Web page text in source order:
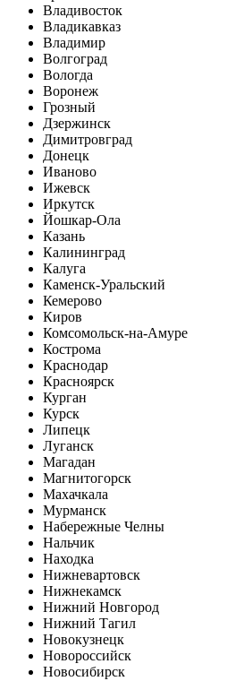
Владивосток
Владикавказ
Владимир
Волгоград
Вологда
Воронеж
Грозный
Дзержинск
Димитровград
Донецк
Иваново
Ижевск
Иркутск
Йошкар-Ола
Казань
Калининград
Калуга
Каменск-Уральский
Кемерово
Киров
Комсомольск-на-Амуре
Кострома
Краснодар
Красноярск
Курган
Курск
Липецк
Луганск
Магадан
Магнитогорск
Махачкала
Мурманск
Набережные Челны
Нальчик
Находка
Нижневартовск
Нижнекамск
Нижний Новгород
Нижний Тагил
Новокузнецк
Новороссийск
Новосибирск